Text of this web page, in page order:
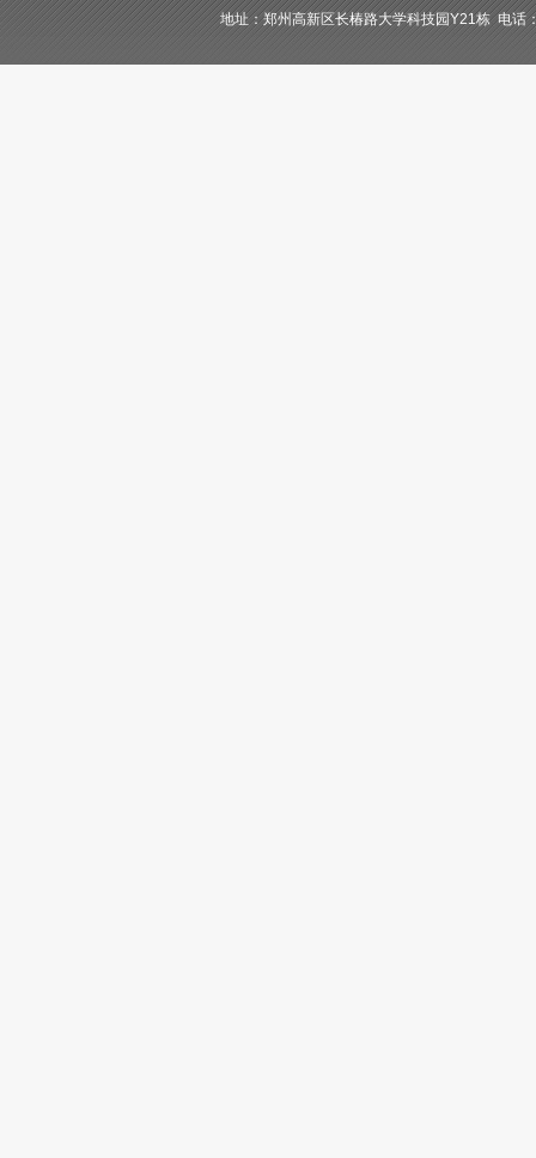
地址：郑州高新区长椿路大学科技园Y21栋 电